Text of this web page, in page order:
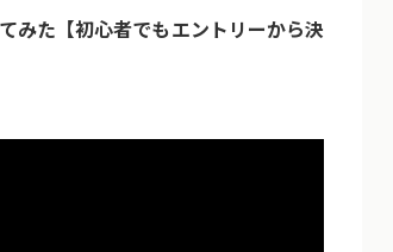
みた【初心者でもエントリーから決